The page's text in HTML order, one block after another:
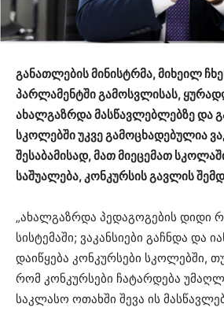
განათლების მინისტრმა, მიხეილ
პარლამენტში გამოსვლისას,
ახალგაზრდა მასწავლებლებზე და
სკოლებში უკვე გამოცხადებულია
შესაბამისად, მათ მიეცემათ
საშუალება, კონკურსის გავლის
„ახალგაზრდა პედაგოგების დიდი
სისტემაში; ვაკანსიები გაჩნდა და
დაიწყება კონკურსები სკოლებში,
რომ კონკურსები ჩატარდება
საკლასო ოთახში შევა ის